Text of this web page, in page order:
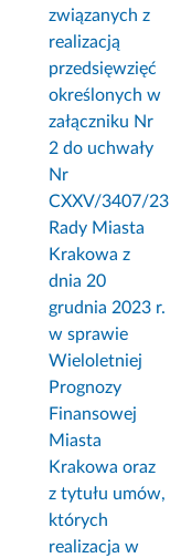
związanych z
realizacją
przedsięwzięć
określonych w
załączniku Nr
2 do uchwały
Nr
CXXV/3407/23
Rady Miasta
Krakowa z
dnia 20
grudnia 2023 r.
w sprawie
Wieloletniej
Prognozy
Finansowej
Miasta
Krakowa oraz
z tytułu umów,
których
realizacja w